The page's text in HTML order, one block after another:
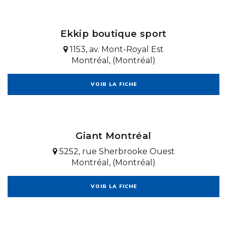
Ekkip boutique sport
1153, av. Mont-Royal Est
Montréal, (Montréal)
VOIR LA FICHE
Giant Montréal
5252, rue Sherbrooke Ouest
Montréal, (Montréal)
VOIR LA FICHE